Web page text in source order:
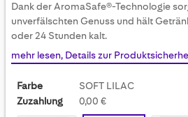
of
the
gallery
Dank der AromaSafe®-Technologie
unverfälschten Genuss und hält
oder 24 Stunden kalt.
mehr lesen, Details zur
Farbe
SOFT LILAC
Zuzahlung
0,00 €